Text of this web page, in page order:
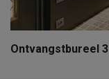
Ontvangstbureel 3